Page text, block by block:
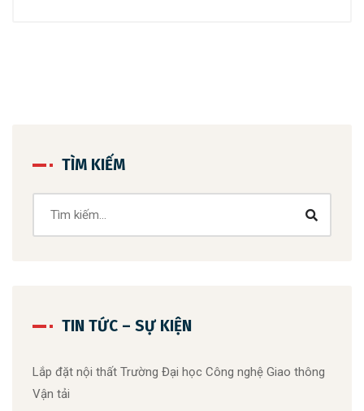
TÌM KIẾM
TIN TỨC – SỰ KIỆN
Lắp đặt nội thất Trường Đại học Công nghệ Giao thông
Vận tải